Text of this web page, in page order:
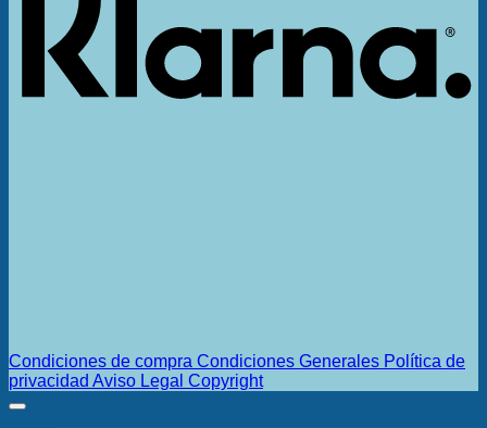
Condiciones de compra Condiciones Generales Política de
privacidad Aviso Legal Copyright